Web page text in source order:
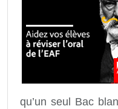
qu’un seul Bac